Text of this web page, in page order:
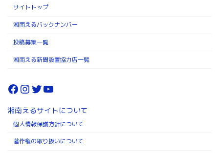
サイトトップ
湘南えるバックナンバー
投稿募集一覧
湘南える新聞設置協力店一覧
Facebook
Instagram
Twitter
YouTube
湘南えるサイトについて
個人情報保護方針について
著作権の取り扱いについて